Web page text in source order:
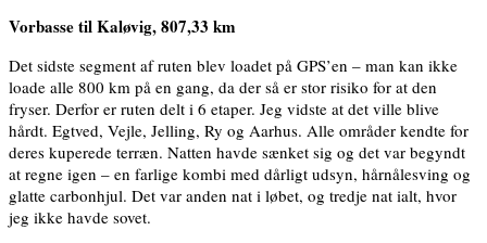
Vorbasse til Kaløvig, 807,33 km
Det sidste segment af ruten blev loadet på GPS’en – man kan ikke
loade alle 800 km på en gang, da der så er stor risiko for at den
fryser. Derfor er ruten delt i 6 etaper. Jeg vidste at det ville blive
hårdt. Egtved, Vejle, Jelling, Ry og Aarhus. Alle områder kendte for
deres kuperede terræn. Natten havde sænket sig og det var begyndt
at regne igen – en farlige kombi med dårligt udsyn, hårnålesving og
glatte carbonhjul. Det var anden nat i løbet, og tredje nat ialt, hvor
jeg ikke havde sovet.